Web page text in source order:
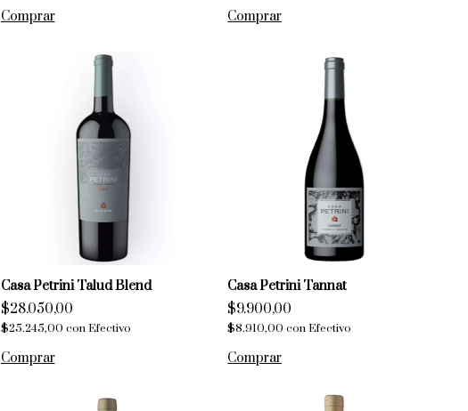
Casa Petrini Talud Blend
$28.050,00
$25.245,00 con Efectivo
Casa Petrini Tannat
$9.900,00
$8.910,00con Efectivo